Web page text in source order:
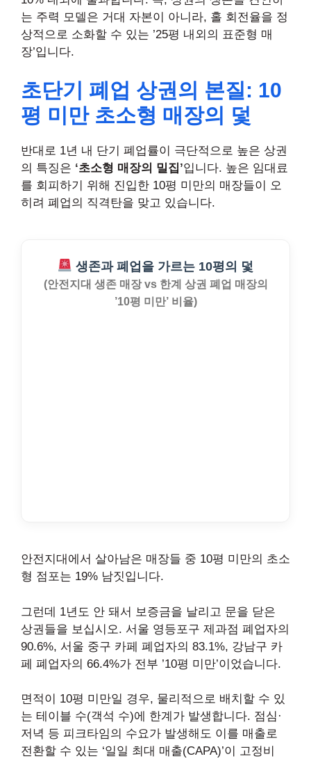
는 주력 모델은 거대 자본이 아니라, 홀 회전율을 정
상적으로 소화할 수 있는 ’25평 내외의 표준형 매
장’입니다.
초단기 폐업 상권의 본질: 10
평 미만 초소형 매장의 덫
반대로 1년 내 단기 폐업률이 극단적으로 높은 상권
의 특징은 ‘초소형 매장의 밀집’입니다. 높은 임대료
를 회피하기 위해 진입한 10평 미만의 매장들이 오
히려 폐업의 직격탄을 맞고 있습니다.
생존과 폐업을 가르는 10평의 덫
(안전지대 생존 매장 vs 한계 상권 폐업 매장의
’10평 미만’ 비율)
안전지대에서 살아남은 매장들 중 10평 미만의 초소
형 점포는 19% 남짓입니다.
그런데 1년도 안 돼서 보증금을 날리고 문을 닫은
상권들을 보십시오. 서울 영등포구 제과점 폐업자의
90.6%, 서울 중구 카페 폐업자의 83.1%, 강남구 카
페 폐업자의 66.4%가 전부 ’10평 미만’이었습니다.
면적이 10평 미만일 경우, 물리적으로 배치할 수 있
는 테이블 수(객석 수)에 한계가 발생합니다. 점심·
저녁 등 피크타임의 수요가 발생해도 이를 매출로
전환할 수 있는 ‘일일 최대 매출(CAPA)’이 고정비